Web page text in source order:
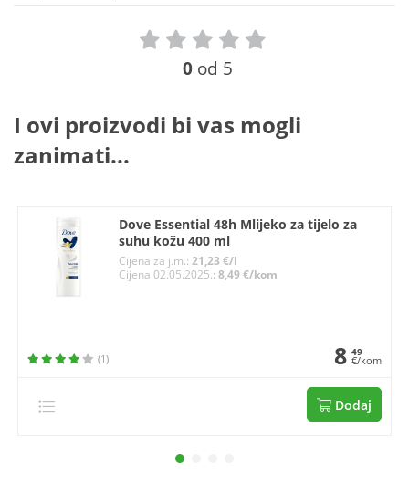
0 od 5
I ovi proizvodi bi vas mogli
zanimati...
Dove Essential 48h Mlijeko za tijelo za
suhu kožu 400 ml
Cijena za j.m.: 21,23 €/l
Cijena 02.05.2025.: 8,49 €/kom
(1) 8 49
€/kom
Dodaj